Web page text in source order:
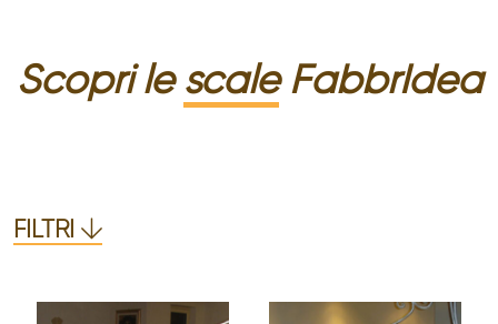
Scopri le scaleFabbrIdea
FILTRI